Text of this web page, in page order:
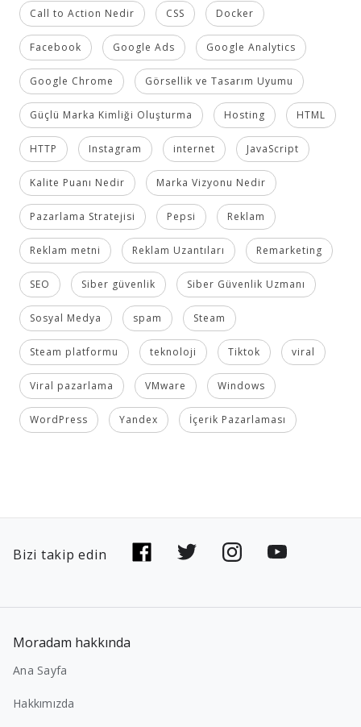
Call to Action Nedir CSS Docker
Facebook Google Ads Google Analytics
Google Chrome Görsellik ve Tasarım Uyumu
Güçlü Marka Kimliği Oluşturma Hosting HTML
HTTP Instagram internet JavaScript
Kalite Puanı Nedir Marka Vizyonu Nedir
Pazarlama Stratejisi Pepsi Reklam
Reklam metni Reklam Uzantıları Remarketing
SEO Siber güvenlik Siber Güvenlik Uzmanı
Sosyal Medya spam Steam
Steam platformu teknoloji Tiktok viral
Viral pazarlama VMware Windows
WordPress Yandex İçerik Pazarlaması
Bizi takip edin
Moradam hakkında
Ana Sayfa
Hakkımızda